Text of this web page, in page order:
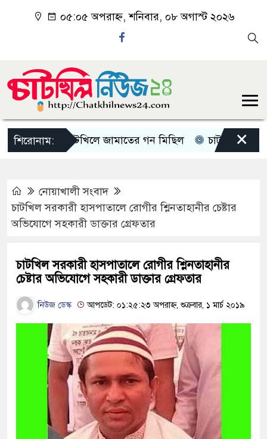
০৫:০৫ অপরাহ্ন, শনিবার, ০৮ অগাস্ট ২০২৬
শিরোনাম:চাটখিলে জামাতের গন মিছিল চাটখিলে ×
নোয়াখালী সংবাদ
চাটখিল সরকারী হাসপাতালে রোগীর শ্লিনতাহানীর চেষ্টার
অভিযোগে সহকারী ডাক্তার গ্রেফতার
চাটখিল সরকারী হাসপাতালে রোগীর শ্লিনতাহানীর
চেষ্টার অভিযোগে সহকারী ডাক্তার গ্রেফতার
নিউজ ডেস্ক আপডেট: ০১:২৫:২৩ অপরাহ্ন, শুক্রবার, ১ মার্চ ২০১৯